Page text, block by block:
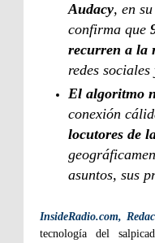
Audacy, en
confirma que
recurren a la
redes
El algoritmo
conexión
locutores de
asuntos, sus
InsideRadio.com,
tecnología del